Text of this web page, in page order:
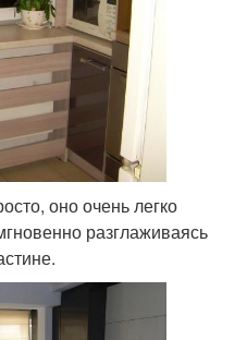
оно очень легко
разглаживаясь